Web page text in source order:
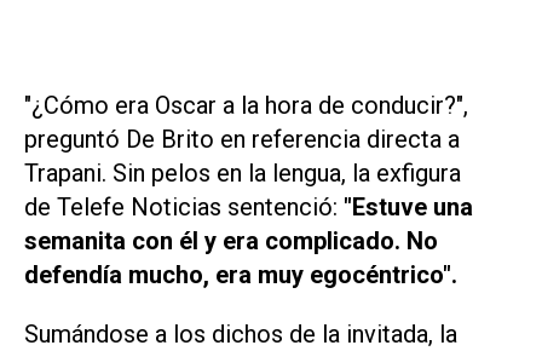
"¿Cómo era Oscar a la hora de conducir?",
preguntó De Brito en referencia directa a
Trapani. Sin pelos en la lengua, la exfigura
de Telefe Noticias sentenció: "Estuve una
semanita con él y era complicado. No
defendía mucho, era muy egocéntrico".
Sumándose a los dichos de la invitada, la